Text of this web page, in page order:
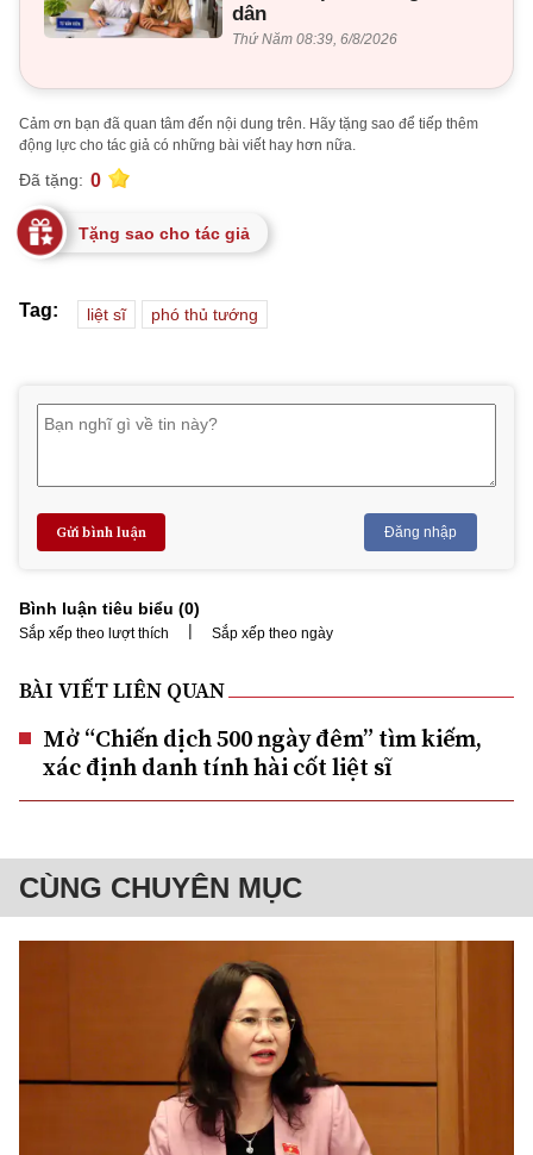
dân
Thứ Năm 08:39, 6/8/2026
Cảm ơn bạn đã quan tâm đến nội dung trên. Hãy tặng sao để tiếp thêm
động lực cho tác giả có những bài viết hay hơn nữa.
Đã tặng: 0
Tặng sao cho tác giả
Tag: liệt sĩ phó thủ tướng
Gửi bình luận Đăng nhập
Bình luận tiêu biểu (0)
Sắp xếp theo lượt thích | Sắp xếp theo ngày
BÀI VIẾT LIÊN QUAN
Mở “Chiến dịch 500 ngày đêm” tìm kiếm,
xác định danh tính hài cốt liệt sĩ
CÙNG CHUYÊN MỤC